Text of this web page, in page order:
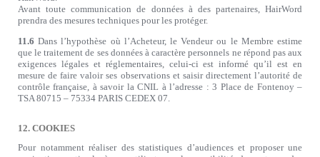
Avant toute communication de données à des partenaires, HairWord
prendra des mesures techniques pour les protéger.
11.6 Dans l’hypothèse où l’Acheteur, le Vendeur ou le Membre estime
que le traitement de ses données à caractère personnels ne répond pas aux
exigences légales et réglementaires, celui-ci est informé qu’il est en
mesure de faire valoir ses observations et saisir directement l’autorité de
contrôle française, à savoir la CNIL à l’adresse : 3 Place de Fontenoy –
TSA 80715 – 75334 PARIS CEDEX 07.
12. COOKIES
Pour notamment réaliser des statistiques d’audiences et proposer une